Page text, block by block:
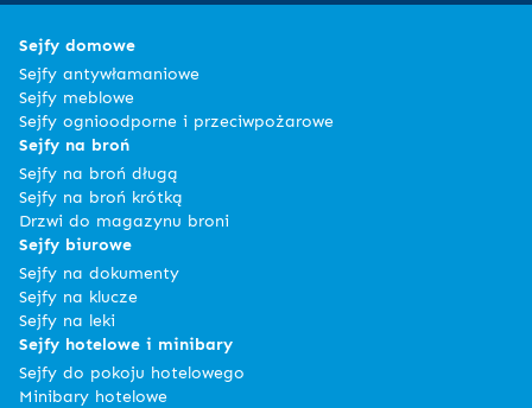
Sejfy domowe
Sejfy antywłamaniowe
Sejfy meblowe
Sejfy ognioodporne i przeciwpożarowe
Sejfy na broń
Sejfy na broń długą
Sejfy na broń krótką
Drzwi do magazynu broni
Sejfy biurowe
Sejfy na dokumenty
Sejfy na klucze
Sejfy na leki
Sejfy hotelowe i minibary
Sejfy do pokoju hotelowego
Minibary hotelowe